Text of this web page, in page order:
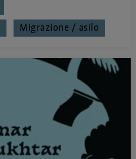
Migrazione / asilo